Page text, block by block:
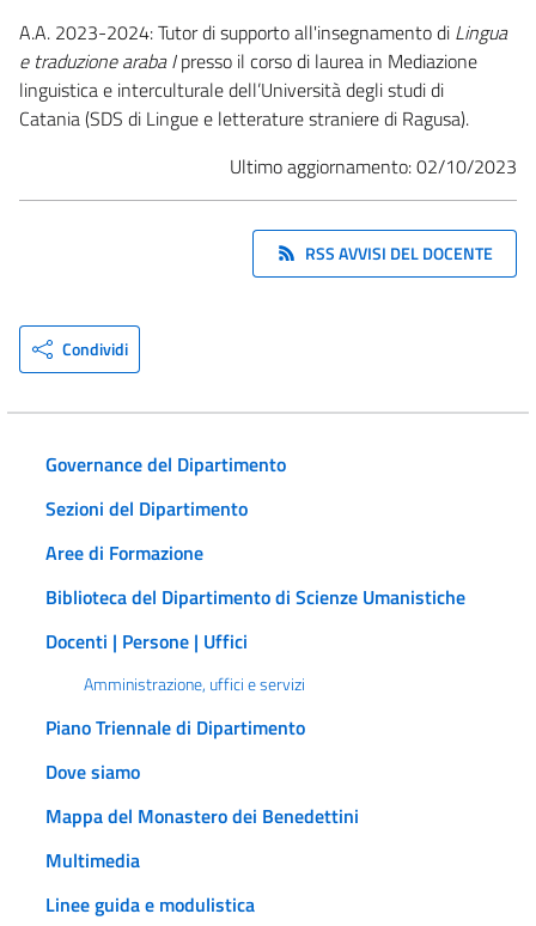
A.A. 2023-2024: Tutor di supporto all'insegnamento di Lingua
e traduzione araba Ipresso il corso di laurea in Mediazione
linguistica e interculturale dell’Università degli studi di
Catania (SDS di Lingue e letterature straniere di Ragusa).
Ultimo aggiornamento: 02/10/2023
RSS AVVISI DEL DOCENTE
Condividi
Governance del Dipartimento
Sezioni del Dipartimento
Aree di Formazione
Biblioteca del Dipartimento di Scienze Umanistiche
Docenti | Persone | Uffici
Amministrazione, uffici e servizi
Piano Triennale di Dipartimento
Dove siamo
Mappa del Monastero dei Benedettini
Multimedia
Linee guida e modulistica